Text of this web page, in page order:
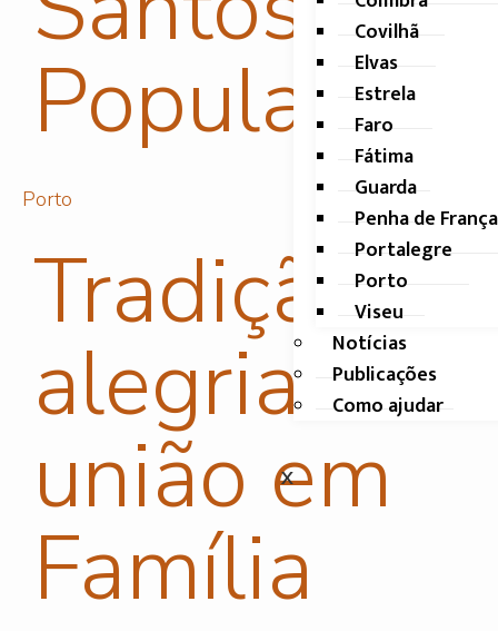
Covilhã
Elvas
Estrela
Faro
Fátima
Guarda
Penha de França
Portalegre
Porto
Viseu
Notícias
Publicações
Como ajudar
X
Populares
Porto
Tradição,
alegria e
união em
Família